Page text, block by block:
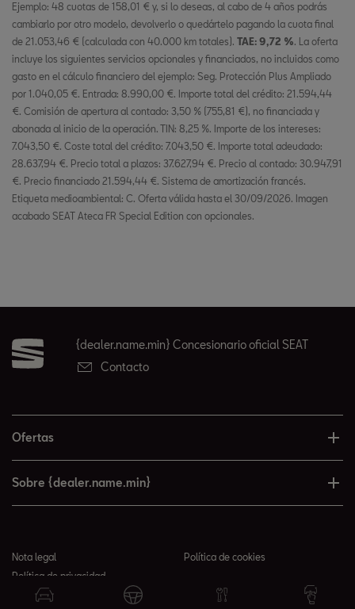
Ejemplo: 48 cuotas de 158,01 € y, si lo deseas, al cabo de 4 años podrás
cambiarlo por otro modelo, devolverlo o quedártelo pagando la cuota final
de 21.053,46 € (calculada con 40.000 km totales). TAE: 9,72 %. La oferta
incluye los siguientes servicios opcionales y financiados, no incluidos como
gasto en el cálculo financiero del ejemplo: Seg. Protección Plus Ampliado
por 1.040,05 €. Entrada: 8.990,00 €. Importe total del crédito: 21.594,44
€. Comisión de apertura al contado: 3,50 % (755,81 €), no financiada y
abonada al inicio de la operación. TIN: 8,25 %. Importe de los intereses:
7.043,50 €. Coste total del crédito: 7.043,50 €. Importe total adeudado:
28.637,94 €. Precio total a plazos: 37.627,94 €. Precio al contado: 30.947,91
€. Precio financiado 21.594,44 €. Sistema de amortización francés.
Etiqueta medioambiental: C. Oferta válida hasta el 30/09/2026. Imagen
acabado SEAT Ateca FR Special Edition con opcionales.
{dealer.name.min} Concesionario oficial SEAT
Contacto
Ofertas
Sobre {dealer.name.min}
Nota legal
Política de cookies
Política de privacidad
© 2026 {dealer.name.min} todos los derechos reservados